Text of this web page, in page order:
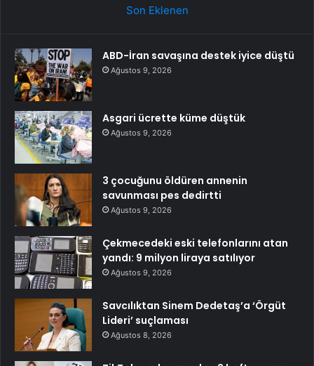
Son Eklenen
ABD-İran savaşına destek iyice düştü
Ağustos 9, 2026
Asgari ücrette küme düştük
Ağustos 9, 2026
3 çocuğunu öldüren annenin
savunması pes dedirtti
Ağustos 9, 2026
Çekmecedeki eski telefonlarını atan
yandı: 9 milyon liraya satılıyor
Ağustos 9, 2026
Savcılıktan Sinem Dedetaş’a ‘Örgüt
Lideri’ suçlaması
Ağustos 8, 2026